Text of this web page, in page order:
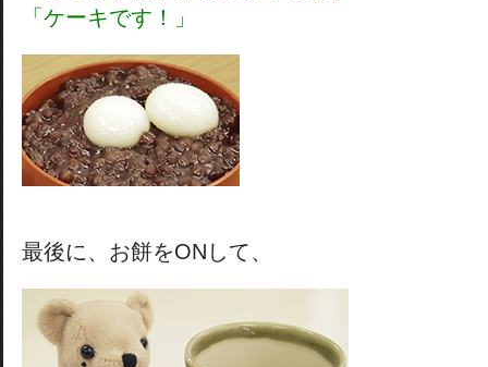
「ケーキです！」
最後に、お餅をONして、